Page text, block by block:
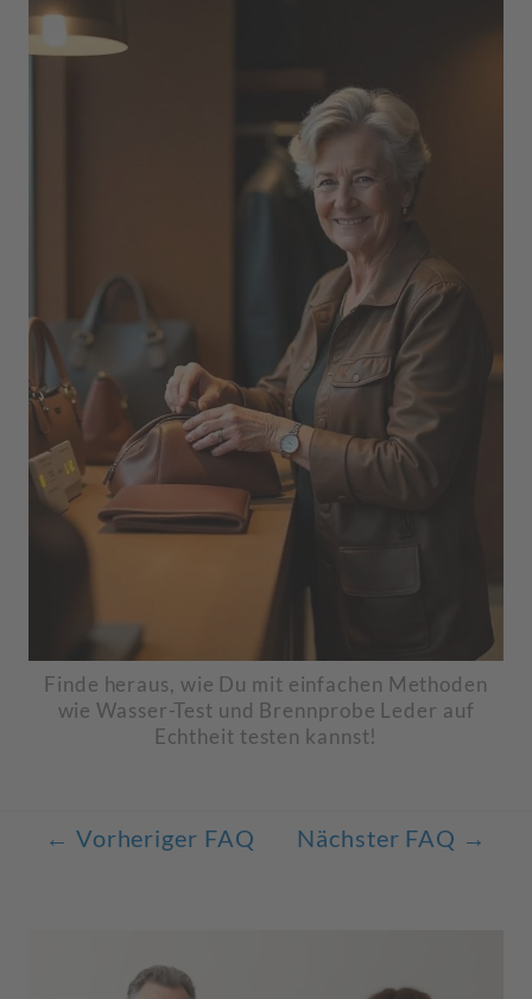
Finde heraus, wie Du mit einfachen Methoden
wie Wasser-Test und Brennprobe Leder auf
Echtheit testen kannst!
← Vorheriger FAQ Nächster FAQ →